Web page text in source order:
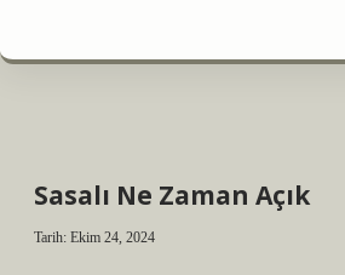
Sasalı Ne Zaman Açık
Tarih: Ekim 24, 2024